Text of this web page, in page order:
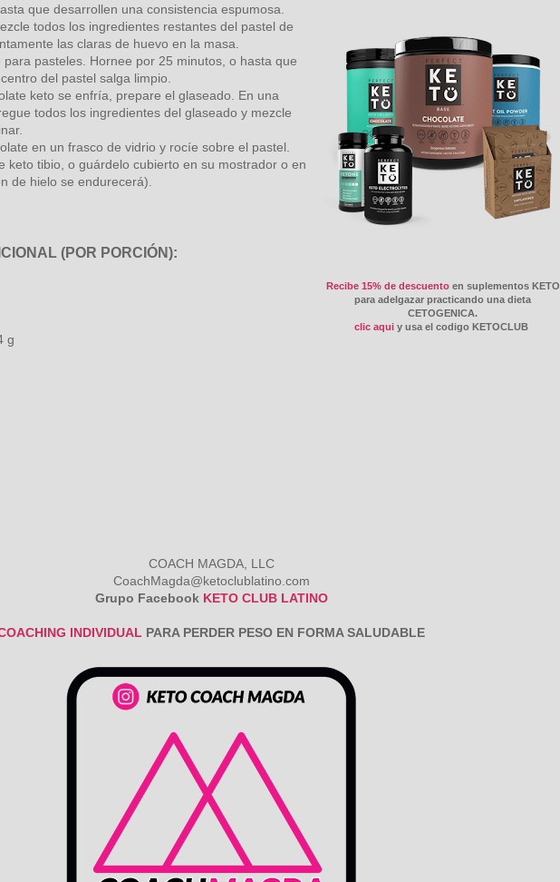
Recibe 15% de descuentoen suplementos KETO
para adelgazar practicando una dieta
CETOGENICA.
clic aqui y usa el codigo KETOCLUB
que desarrollen una consistencia espumosa.
todos los ingredientes restantes del pastel de
las claras de huevo en la masa.
pasteles. Hornee por 25 minutos, o hasta que
del pastel salga limpio.
keto se enfría, prepare el glaseado. En una
todos los ingredientes del glaseado y mezcle
en un frasco de vidrio y rocíe sobre el pastel.
keto tibio, o guárdelo cubierto en su mostrador o en
de hielo se endurecerá).
(POR PORCIÓN):
g
COACH MAGDA, LLC
CoachMagda@ketoclublatino.com
Grupo Facebook KETO CLUB LATINO
INDIVIDUAL PARA PERDER PESO EN FORMA SALUDABLE